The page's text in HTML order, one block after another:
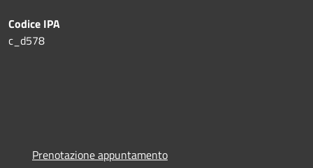
Codice IPA
c_d578
Prenotazione appuntamento